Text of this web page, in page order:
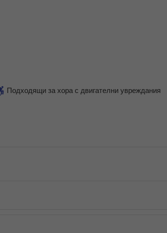
Подходящи за хора с двигателни увреждания